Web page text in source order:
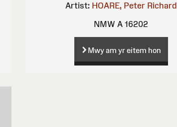
Artist: HOARE, Peter Richard
NMW A 16202
Mwy am yr eitem hon